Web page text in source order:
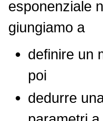
esponenziale
giungiamo a
definire un
poi
dedurre